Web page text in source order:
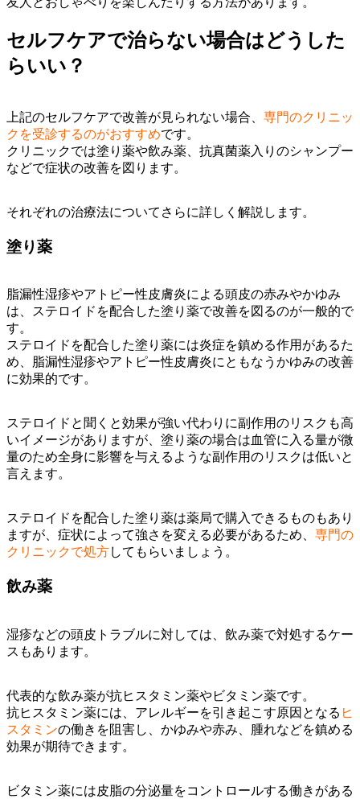
セルフケアで治らない場合はどうした
らいい？
上記のセルフケアで改善が見られない場合、 専門のクリニッ
クを受診するのがおすすめです。
クリニックでは塗り薬や飲み薬、抗真菌薬入りのシャンプー
などで症状の改善を図ります。
それぞれの治療法についてさらに詳しく解説します。
塗り薬
脂漏性湿疹やアトピー性皮膚炎による頭皮の赤みやかゆみ
は、ステロイドを配合した塗り薬で改善を図るのが一般的で
す。
ステロイドを配合した塗り薬には炎症を鎮める作用があるた
め、脂漏性湿疹やアトピー性皮膚炎にともなうかゆみの改善
に効果的です。
ステロイドと聞くと効果が強い代わりに副作用のリスクも高
いイメージがありますが、塗り薬の場合は血管に入る量が微
量のため全身に影響を与えるような副作用のリスクは低いと
言えます。
ステロイドを配合した塗り薬は薬局で購入できるものもあり
ますが、症状によって強さを変える必要があるため、 専門の
クリニックで処方してもらいましょう。
飲み薬
湿疹などの頭皮トラブルに対しては、飲み薬で対処するケー
スもあります。
代表的な飲み薬が抗ヒスタミン薬やビタミン薬です。
抗ヒスタミン薬には、アレルギーを引き起こす原因となる ヒ
スタミンの働きを阻害し、かゆみや赤み、腫れなどを鎮める
効果が期待できます。
ビタミン薬には皮脂の分泌量をコントロールする働きがある